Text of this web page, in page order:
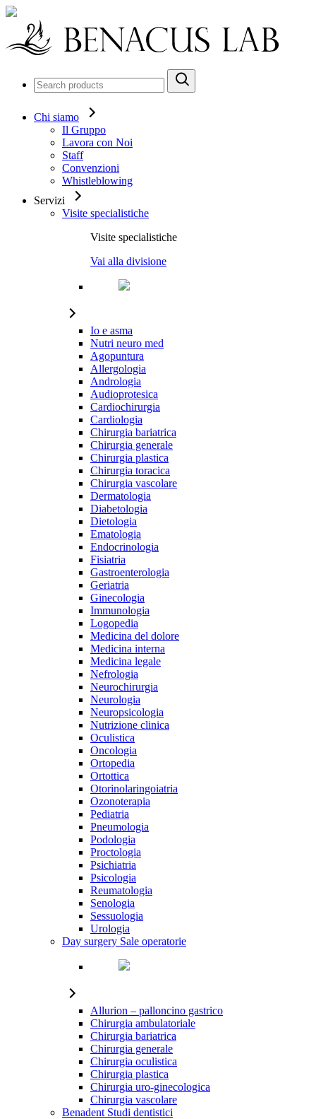
Chi siamo
Il Gruppo
Lavora con Noi
Staff
Convenzioni
Whistleblowing
Servizi
Visite specialistiche
Visite specialistiche
Vai alla divisione
Io e asma
Nutri neuro med
Agopuntura
Allergologia
Andrologia
Audioprotesica
Cardiochirurgia
Cardiologia
Chirurgia bariatrica
Chirurgia generale
Chirurgia plastica
Chirurgia toracica
Chirurgia vascolare
Dermatologia
Diabetologia
Dietologia
Ematologia
Endocrinologia
Fisiatria
Gastroenterologia
Geriatria
Ginecologia
Immunologia
Logopedia
Medicina del dolore
Medicina interna
Medicina legale
Nefrologia
Neurochirurgia
Neurologia
Neuropsicologia
Nutrizione clinica
Oculistica
Oncologia
Ortopedia
Ortottica
Otorinolaringoiatria
Ozonoterapia
Pediatria
Pneumologia
Podologia
Proctologia
Psichiatria
Psicologia
Reumatologia
Senologia
Sessuologia
Urologia
Day surgery Sale operatorie
Allurion – palloncino gastrico
Chirurgia ambulatoriale
Chirurgia bariatrica
Chirurgia generale
Chirurgia oculistica
Chirurgia plastica
Chirurgia uro-ginecologica
Chirurgia vascolare
Benadent Studi dentistici